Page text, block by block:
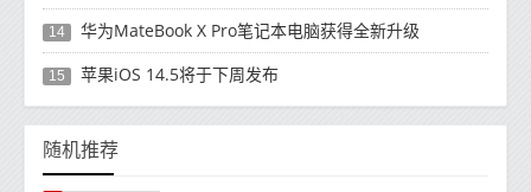
14 华为MateBook X Pro笔记本电脑获得全新升级
15 苹果iOS 14.5将于下周发布
随机推荐